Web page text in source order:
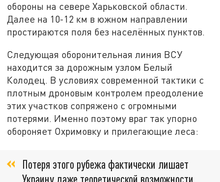
обороны на севере Харьковской области.
Далее на 10-12 км в южном направлении
простираются поля без населённых пунктов.
Следующая оборонительная линия ВСУ
находится за дорожным узлом Белый
Колодец. В условиях современной тактики с
плотным дроновым контролем преодоление
этих участков сопряжено с огромными
потерями. Именно поэтому враг так упорно
обороняет Охримовку и прилегающие леса:
Потеря этого рубежа фактически лишает
Украину даже теоретической возможности